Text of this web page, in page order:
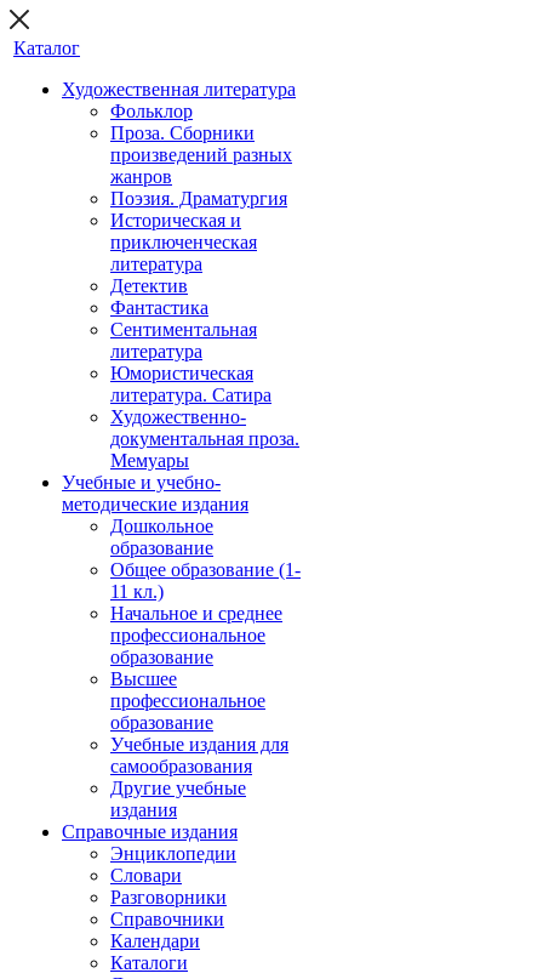
Каталог
Художественная литература
Фольклор
Проза. Сборники
произведений разных
жанров
Поэзия. Драматургия
Историческая и
приключенческая
литература
Детектив
Фантастика
Сентиментальная
литература
Юмористическая
литература. Сатира
Художественно-
документальная проза.
Мемуары
Учебные и учебно-
методические издания
Дошкольное
образование
Общее образование (1-
11 кл.)
Начальное и среднее
профессиональное
образование
Высшее
профессиональное
образование
Учебные издания для
самообразования
Другие учебные
издания
Справочные издания
Энциклопедии
Словари
Разговорники
Справочники
Календари
Каталоги